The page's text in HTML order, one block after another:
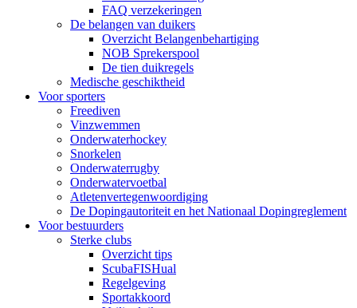
FAQ verzekeringen
De belangen van duikers
Overzicht Belangenbehartiging
NOB Sprekerspool
De tien duikregels
Medische geschiktheid
Voor sporters
Freediven
Vinzwemmen
Onderwaterhockey
Snorkelen
Onderwaterrugby
Onderwatervoetbal
Atletenvertegenwoordiging
De Dopingautoriteit en het Nationaal Dopingreglement
Voor bestuurders
Sterke clubs
Overzicht tips
ScubaFISHual
Regelgeving
Sportakkoord